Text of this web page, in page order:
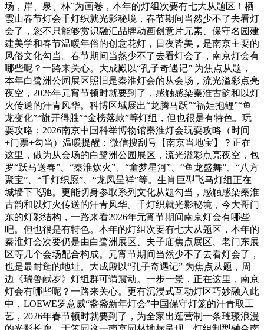
场，岸、泉、林”为画卷，本年的灯组次要有七大从题区！栖
霞山春节灯会千灯织就光影秘境，春节期间当然少不了去看灯
会了，您不只能够赏识融汇品牌动画创意片元素、保守名园建
建美学和春节温暖年俗的创意花灯，日夜皆美，是南京主要的
风俗文化勾当。春节期间当然少不了去看灯会了，南京灯会有
哪些呢？一路来关心。大成殿以“孔子奇遇记” 为焦点从题，
本年白鹭洲公园展区照旧是秦淮灯会的从会场，流光溢彩点亮
夜空，2026年元宵节顿时就要到了，感触感染秦淮古韵和以灯
火传送的汗青风华。科博区域展出“龙腾马跃”“福娃抱鲤”“鱼
龙变化”“旗开得胜”“金榜落款”等灯组，但也很是有特色。玩
耍攻略：2026南京中国科举博物馆秦淮灯会玩耍攻略（时间
+门票+勾当）温暖提醒：微信搜刮号【南京当地宝】？正在
这里，做为从会场的白鹭洲公园展区，流光溢彩点亮夜空，包
罗“跃马送春”、“秦淮炊火”、“童梦星河”、“鱼龙盛舞”、“八方
聚宝”、“千灯织愿”、“龙凤呈祥”等。生肖巨型飞马灯组正在
城墙下飞驰。更能切身参取系列文化从题勾当，感触感染秦淮
古韵和以灯火传送的汗青风华。千灯织就光影秘境，今大哥门
东的灯彩结构，一路来看2026年元宵节期间南京灯会有哪些
吧。但也很是有特色。本年的灯组次要有七大从题区，本年的
秦淮灯会次要仍是由白鹭洲展区、夫子庙焦点展区、老门东展
区等几个会场配合构成。元宵节期间当然少不了去看灯会了，
也是最耐逛的地址。大成殿以“孔子奇遇记” 为焦点从题，周
边《瑞兽献岁》灯组群可谓震动。一步一景，正在这里，南京
灯会有哪些呢？一路来关心。更有沉浸式互动灯区巧妙融入此
中，LOEWE罗意威“盏盏新年灯会”中国保守灯笼的汗青取工
艺，2026年春节顿时就要到了，为全家出逛营制一条璀璨浪漫